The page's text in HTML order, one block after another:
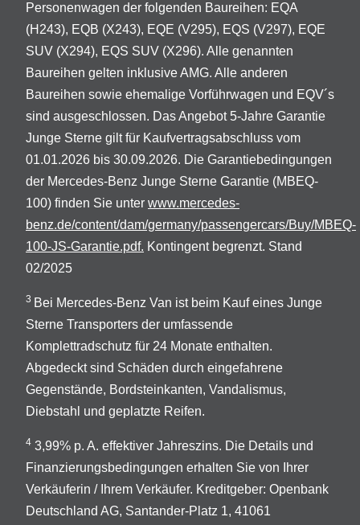
Personenwagen der folgenden Baureihen: EQA
(H243), EQB (X243), EQE (V295), EQS (V297), EQE
SUV (X294), EQS SUV (X296). Alle genannten
Baureihen gelten inklusive AMG. Alle anderen
Baureihen sowie ehemalige Vorführwagen und EQV´s
sind ausgeschlossen. Das Angebot 5-Jahre Garantie
Junge Sterne gilt für Kaufvertragsabschluss vom
01.01.2026 bis 30.09.2026. Die Garantiebedingungen
der Mercedes-Benz Junge Sterne Garantie (MBEQ-
100) finden Sie unter www.mercedes-
benz.de/content/dam/germany/passengercars/Buy/MBEQ-
100-JS-Garantie.pdf. Kontingent begrenzt. Stand
02/2025
3 Bei Mercedes-Benz Van ist beim Kauf eines Junge
Sterne Transporters der umfassende
Komplettradschutz für 24 Monate enthalten.
Abgedeckt sind Schäden durch eingefahrene
Gegenstände, Bordsteinkanten, Vandalismus,
Diebstahl und geplatzte Reifen.
4 3,99% p. A. effektiver Jahreszins. Die Details und
Finanzierungsbedingungen erhalten Sie von Ihrer
Verkäuferin / Ihrem Verkäufer. Kreditgeber: Openbank
Deutschland AG, Santander-Platz 1, 41061